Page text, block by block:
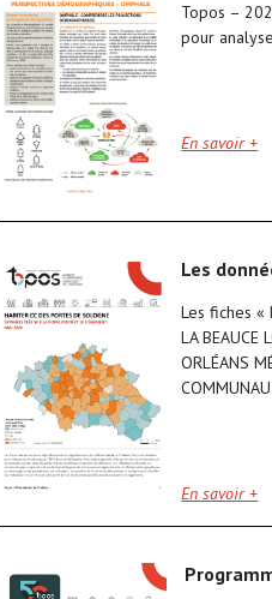
Topos –
pour
En savoir +
les
Les fiches «
LA BEAUCE
ORLÉANS
En savoir +